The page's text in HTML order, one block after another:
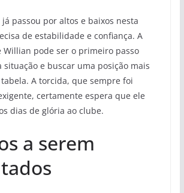
passou por altos e baixos nesta
de estabilidade e confiança. A
Willian pode ser o primeiro passo
situação e buscar uma posição mais
A torcida, que sempre foi
certamente espera que ele
dias de glória ao clube.
a serem